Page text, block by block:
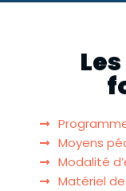
Moyens
Modalité
Matériel